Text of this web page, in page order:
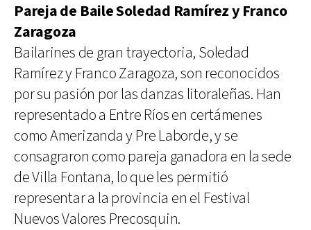
Pareja de Baile Soledad Ramírez y Franco
Zaragoza
Bailarines de gran trayectoria, Soledad
Ramírez y Franco Zaragoza, son reconocidos
por su pasión por las danzas litoraleñas. Han
representado a Entre Ríos en certámenes
como Amerizanda y Pre Laborde, y se
consagraron como pareja ganadora en la sede
de Villa Fontana, lo que les permitió
representar a la provincia en el Festival
Nuevos Valores Precosquin.